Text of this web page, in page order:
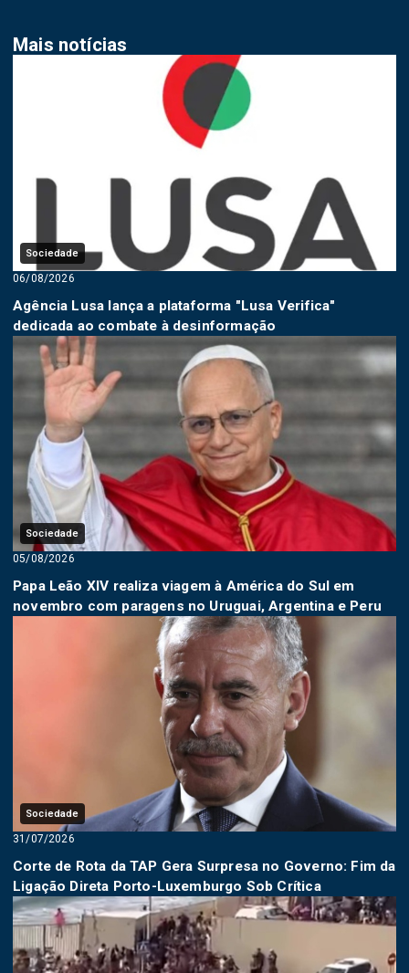
Mais notícias
Sociedade
06/08/2026
Agência Lusa lança a plataforma "Lusa Verifica"
dedicada ao combate à desinformação
Sociedade
05/08/2026
Papa Leão XIV realiza viagem à América do Sul em
novembro com paragens no Uruguai, Argentina e Peru
Sociedade
31/07/2026
Corte de Rota da TAP Gera Surpresa no Governo: Fim da
Ligação Direta Porto-Luxemburgo Sob Crítica